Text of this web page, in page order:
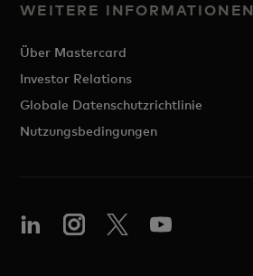
WEITERE INFORMATIONEN
Über Mastercard
Investor Relations
Globale Datenschutzrichtlinie
Nutzungsbedingungen